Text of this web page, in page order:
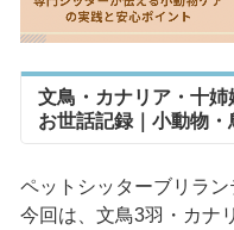
文鳥・カナリア・十
お世話記録｜小動物
ペットシッターブリラン
今回は、文鳥3羽・カナ